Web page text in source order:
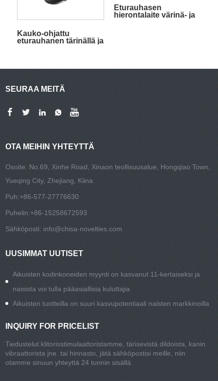
Kauko-ohjattu
eturauhanen tärinällä ja
Eturauhasen
hierontalaite värinä- ja
SEURAA MEITÄ
OTA MEIHIN YHTEYTTÄ
Osoite: No.69, Xinhe Road, Xinaon teollisuusalue, Hongqiao Town,
Yueqing City, Zhejiang, Kiina
Puh:+86-577-27776630
Puhelin:+86-15258672593
Sähköposti: info@chisa-novelties.com
UUSIMMAT UUTISET
Aikuisten kodinkoneiden myynti on kasvanut 11-kertaiseksi ja
naisista voi tulla pääasiallisia kuluttajia
Aikuisten tuotteilla on suuri kasvupotentiaali naisten markkinoilla
INQUIRY FOR PRICELIST
Tiedustelut klitorisstimulaattoristamme, tärisevistä dildoista, kanin
vibraattorista jne. tai hinnasto, jätä sähköpostisi meille, niin
otamme sinuun yhteyttä 24 tunnin sisällä.